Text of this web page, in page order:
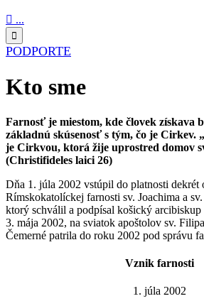
 ...

PODPORTE
Kto sme
Farnosť je miestom, kde človek získava
základnú skúsenosť s tým, čo je Cirkev.
je Cirkvou, ktorá žije uprostred domov
(Christifideles laici 26)
Dňa 1. júla 2002 vstúpil do platnosti dekrét
Rímskokatolíckej farnosti sv. Joachima a
ktorý schválil a podpísal košický
3. mája 2002, na sviatok apoštolov sv.
Čemerné patrila do roku 2002 pod správu
Vznik farnosti
1. júla 2002